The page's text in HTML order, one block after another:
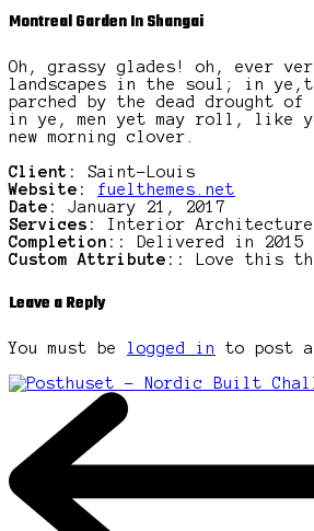
Montreal Garden In Shangai
Oh, grassy glades! oh, ever
landscapes in the soul; in
parched by the dead drought
in ye, men yet may roll, like
new morning clover.
Client:
Saint-Louis
Website:
fuelthemes.net
Date:
January 21, 2017
Services:
Interior
Completion::
Delivered in 2015
Custom Attribute::
Love this
Leave a Reply
You must be logged in to post a